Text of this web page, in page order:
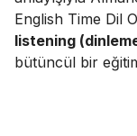
English Time Dil
listening
bütüncül bir